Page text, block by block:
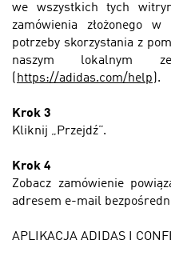
we wszystkich tych
zamówienia złożonego
potrzeby skorzystania z
naszym lokalnym
https://adidas.com/help ).
Krok 3
Kliknij „Przejdź”.
Krok 4
Zobacz zamówienie
adresem e-mail
APLIKACJA ADIDAS I